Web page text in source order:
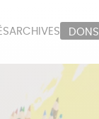
PAPETERIE
ÉPICERIE
ARCHIVES DONS